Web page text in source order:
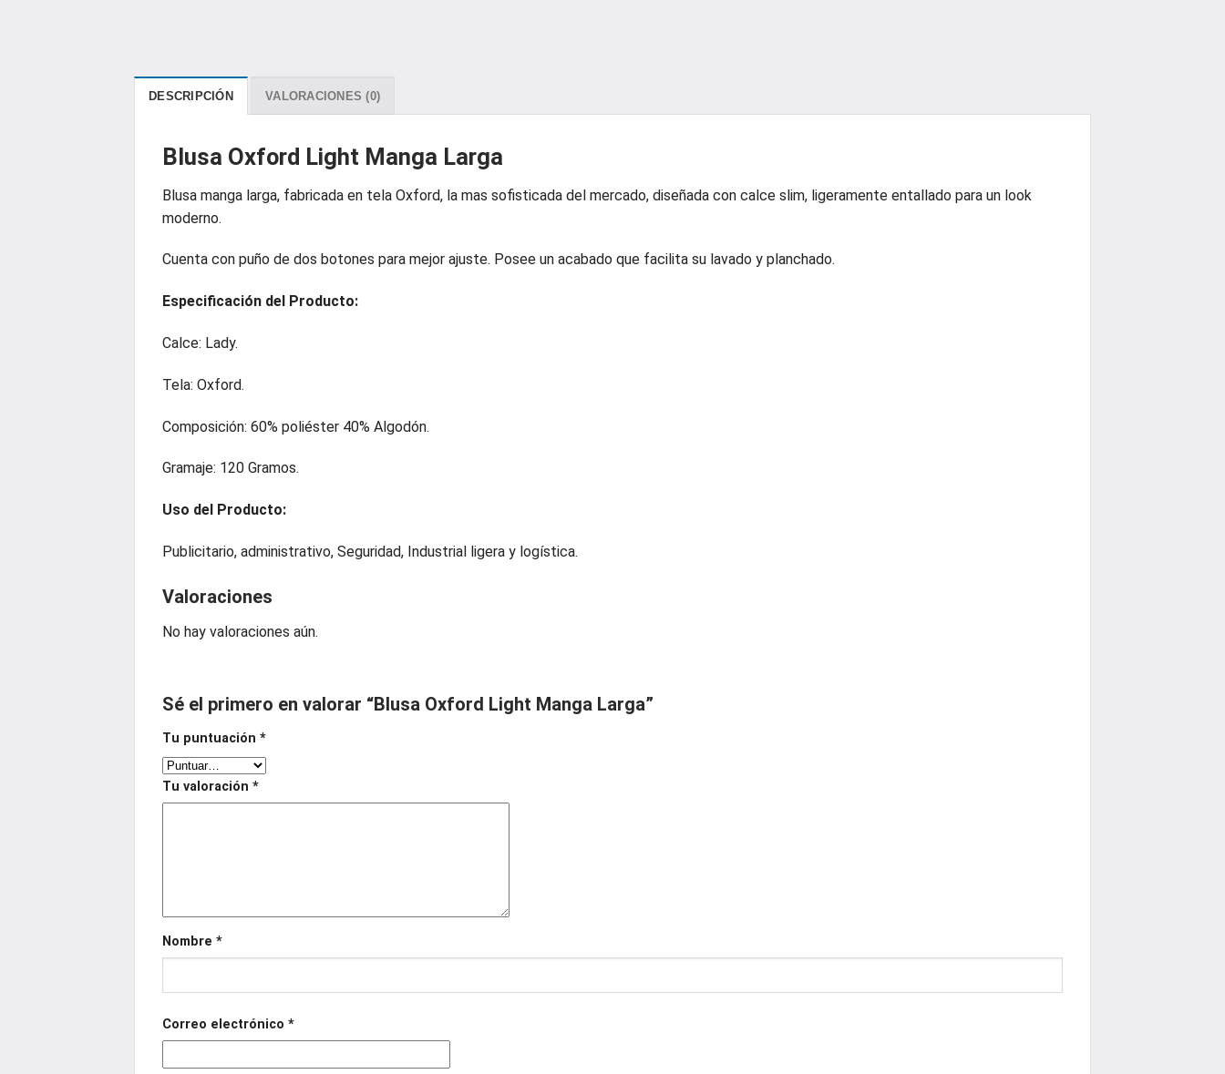
DESCRIPCIÓN VALORACIONES (0)
Blusa Oxford Light Manga Larga
Blusa manga larga, fabricada en tela Oxford, la mas sofisticada del mercado, diseñada con calce slim, ligeramente entallado para un look
moderno.
Cuenta con puño de dos botones para mejor ajuste. Posee un acabado que facilita su lavado y planchado.
Especificación del Producto:
Calce: Lady.
Tela: Oxford.
Composición: 60% poliéster 40% Algodón.
Gramaje: 120 Gramos.
Uso del Producto:
Publicitario, administrativo, Seguridad, Industrial ligera y logística.
Valoraciones
No hay valoraciones aún.
Sé el primero en valorar “Blusa Oxford Light Manga Larga”
Tu puntuación *
Tu valoración *
Nombre *
Correo electrónico *